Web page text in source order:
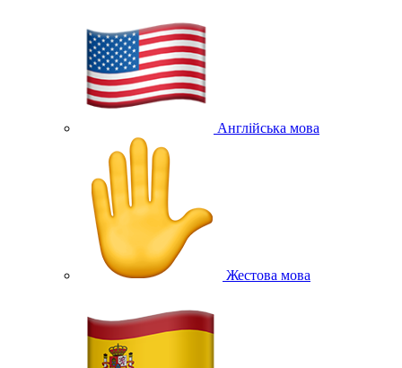
Англійська мова
Жестова мова